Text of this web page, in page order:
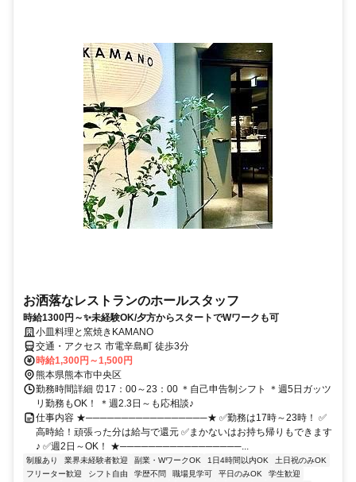
お洒落なレストランのホールスタッフ
時給1300円～✨未経験OK/夕方からスタートでWワークも可
小皿料理と窯焼きKAMANO
交通・アクセス 市電辛島町 徒歩3分
時給1,300円～1,500円
熊本県熊本市中央区
勤務時間詳細 ⏰17：00～23：00 ＊自己申告制シフト ＊週5日ガッツ
リ勤務もOK！ ＊週2.3日～も応相談♪
仕事内容 ★─────────────────★ ✅勤務は17時～23時！ ✅
高時給！頑張った分は給与で還元 ✅まかないはお持ち帰りもできます
♪ ✅週2日～OK！ ★─────────────────...
制服あり 業界未経験者歓迎 副業・WワークOK 1日4時間以内OK
土日祝のみOK
フリーター歓迎
シフト自由 学歴不問 職場見学可 平日のみOK
学生歓迎